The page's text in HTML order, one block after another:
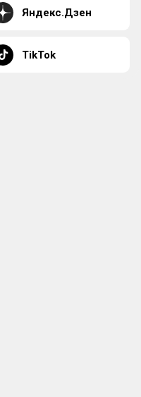
Яндекс.Дзен
TikTok